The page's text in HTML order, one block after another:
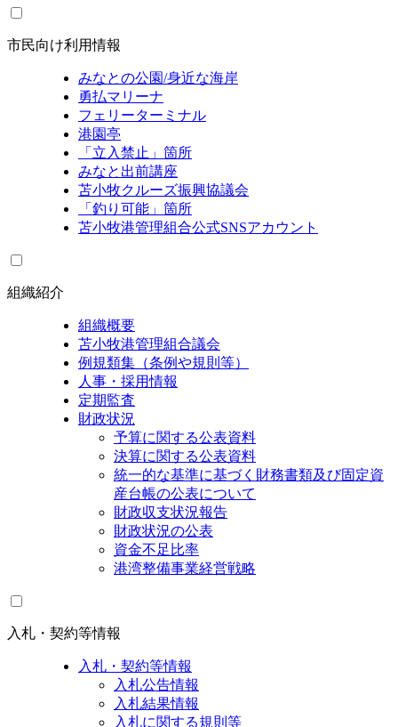
市民向け利用情報
みなとの公園/身近な海岸
勇払マリーナ
フェリーターミナル
港園亭
「立入禁止」箇所
みなと出前講座
苫小牧クルーズ振興協議会
「釣り可能」箇所
苫小牧港管理組合公式SNSアカウント
組織紹介
組織概要
苫小牧港管理組合議会
例規類集（条例や規則等）
人事・採用情報
定期監査
財政状況
予算に関する公表資料
決算に関する公表資料
統一的な基準に基づく財務書類及び固定資
産台帳の公表について
財政収支状況報告
財政状況の公表
資金不足比率
港湾整備事業経営戦略
入札・契約等情報
入札・契約等情報
入札公告情報
入札結果情報
入札に関する規則等